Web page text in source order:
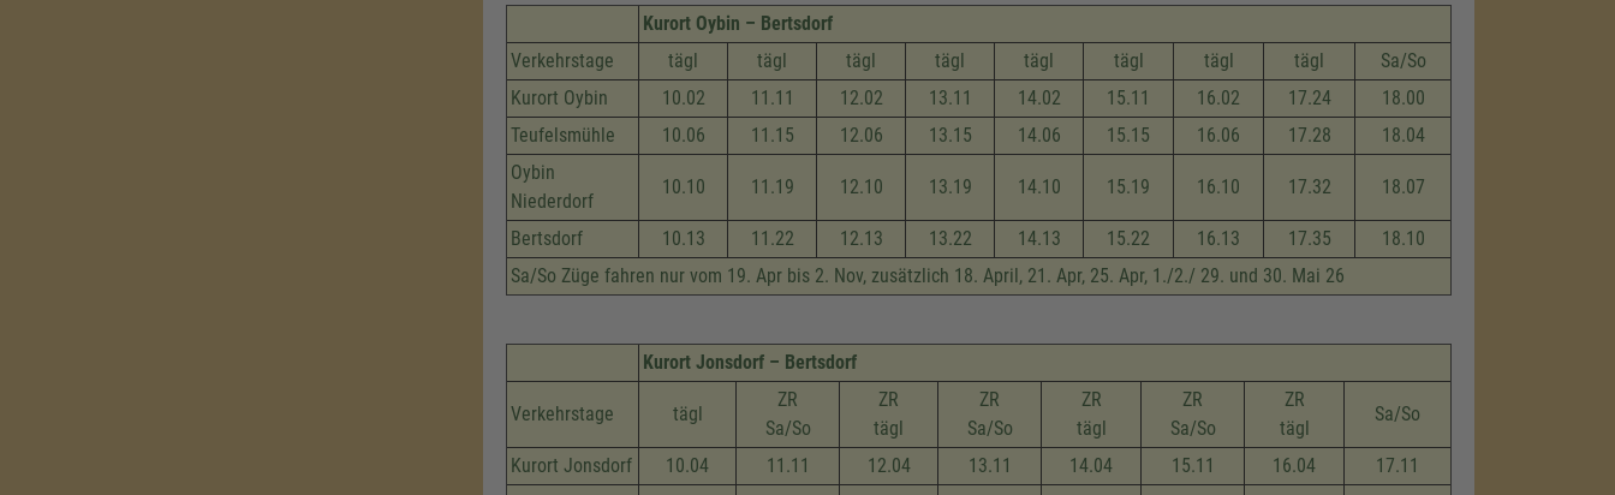
Kurort Oybin – Bertsdorf
Verkehrstage
tägl tägl tägl tägl tägl tägl tägl tägl
Sa/So
Kurort Oybin
10.02 11.11 12.02 13.11 14.02 15.11 16.02 17.24
18.00
Teufelsmühle
10.06 11.15 12.06 13.15 14.06 15.15 16.06 17.28
18.04
Oybin
Niederdorf
10.10 11.19 12.10 13.19 14.10 15.19 16.10 17.32 18.07
Bertsdorf 10.13 11.22 12.13 13.22 14.13 15.22 16.13 17.35
18.10
Sa/So Züge fahren nur vom 19. Apr bis 2. Nov, zusätzlich 18. April, 21. Apr, 25. Apr, 1./2./ 29. und 30. Mai 26
Kurort Jonsdorf – Bertsdorf
Verkehrstage tägl
ZR
Sa/So
ZR
tägl
ZR
Sa/So
ZR
tägl
ZR
Sa/So
ZR
tägl
Sa/So
Kurort Jonsdorf 10.04 11.11 12.04 13.11 14.04 15.11 16.04
17.11